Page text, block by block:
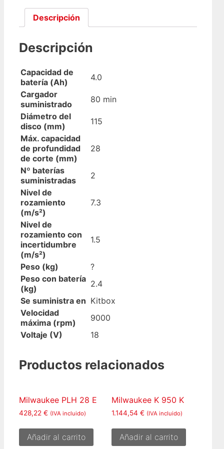
cantidad
Descripción
Descripción
Capacidad de
batería (Ah)
4.0
Cargador
suministrado
80 min
Diámetro del
disco (mm)
115
Máx. capacidad
de profundidad
de corte (mm)
28
Nº baterías
suministradas
2
Nivel de
rozamiento
(m/s²)
7.3
Nivel de
rozamiento con
incertidumbre
(m/s²)
1.5
Peso (kg)
?
Peso con batería
(kg)
2.4
Se suministra en Kitbox
Velocidad
máxima (rpm)
9000
Voltaje (V)
18
Productos relacionados
Milwaukee PLH 28 E
428,22 € (IVA incluido)
Añadir al carrito
Milwaukee K 950 K
1.144,54€ (IVA incluido)
Añadir al carrito